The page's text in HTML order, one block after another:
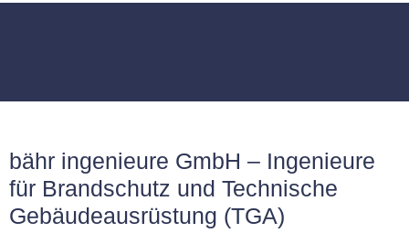
bähr ingenieure GmbH – Ingenieure
für Brandschutz und Technische
Gebäudeausrüstung (TGA)